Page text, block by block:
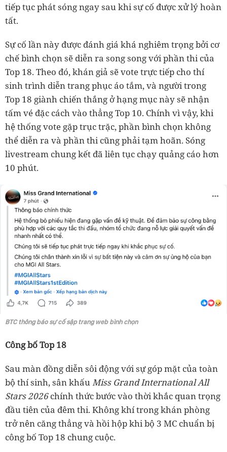
tiếp tục phát sóng ngay sau khi sự cố được xử lý hoàn
tất.
Sự cố lần này được đánh giá khá nghiêm trọng bởi cơ
chế bình chọn sẽ diễn ra song song với phần thi của
Top 18. Theo đó, khán giả sẽ vote trực tiếp cho thí
sinh trình diễn trang phục áo tắm, và người trong
Top 18 giành chiến thắng ở hạng mục này sẽ nhận
tấm vé đặc cách vào thẳng Top 10. Chính vì vậy, khi
hệ thống vote gặp trục trặc, phần bình chọn không
thể diễn ra và phần thi cũng phải tạm hoãn. Sóng
livestream chung kết đã liên tục chạy quảng cáo hơn
10 phút.
BTC thông báo sự cố sập trang web bình chọn
Công bố Top 18
Sau màn đồng diễn sôi động với sự góp mặt của toàn
bộ thí sinh, sân khấuMiss Grand International All
Stars 2026chính thức bước vào thời khắc quan trọng
đầu tiên của đêm thi. Không khí trong khán phòng
trở nên căng thẳng và hồi hộp khi bộ 3 MC chuẩn bị
công bố Top 18 chung cuộc.